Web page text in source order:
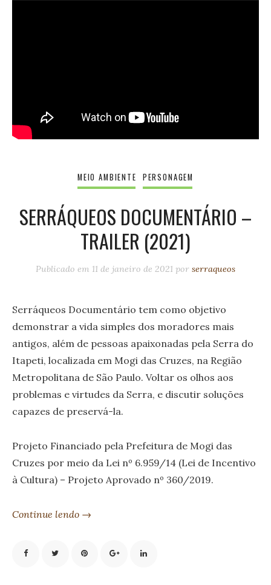
MEIO AMBIENTE PERSONAGEM
SERRÁQUEOS DOCUMENTÁRIO –
TRAILER (2021)
Publicado em 11 de janeiro de 2021 por serraqueos
Serráqueos Documentário tem como objetivo
demonstrar a vida simples dos moradores mais
antigos, além de pessoas apaixonadas pela Serra do
Itapeti, localizada em Mogi das Cruzes, na Região
Metropolitana de São Paulo. Voltar os olhos aos
problemas e virtudes da Serra, e discutir soluções
capazes de preservá-la.
Projeto Financiado pela Prefeitura de Mogi das
Cruzes por meio da Lei nº 6.959/14 (Lei de Incentivo
à Cultura) – Projeto Aprovado nº 360/2019.
Continue lendo →